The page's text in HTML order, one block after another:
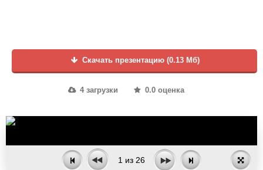
Скачать презентацию (0.13 Мб)
4 загрузки 0.0 оценка
1 из 26